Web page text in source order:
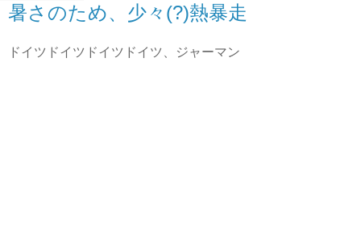
暑さのため、少々(?)熱暴走
ドイツドイツドイツドイツ、ジャーマン